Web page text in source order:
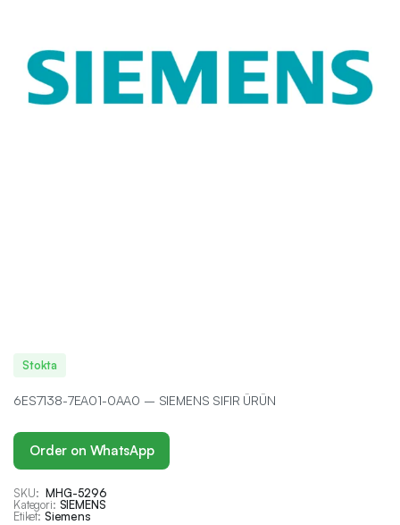
Stokta
6ES7138-7EA01-0AA0 – SIEMENS SIFIR ÜRÜN
Order on WhatsApp
SKU: MHG-5296
Kategori: SIEMENS
Etiket: Siemens